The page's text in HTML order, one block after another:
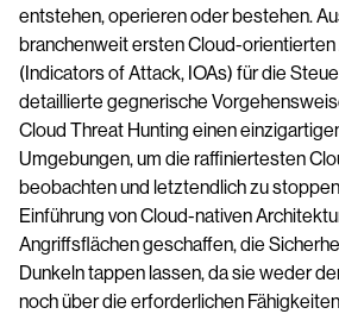
entstehen, operieren oder bestehen.
branchenweit ersten Cloud-
(Indicators of Attack, IOAs) für die
detaillierte gegnerische
Cloud Threat Hunting einen
Umgebungen, um die raffiniertesten
beobachten und letztendlich zu
Einführung von Cloud-nativen
Angriffsflächen geschaffen, die
Dunkeln tappen lassen, da sie weder
noch über die erforderlichen